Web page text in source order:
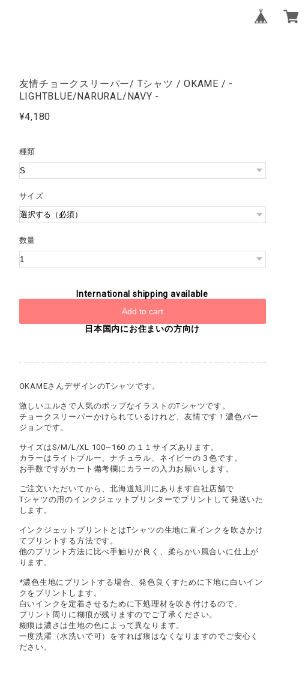
友情チョークスリーパー/ Tシャツ / OKAME / -
LIGHTBLUE/NARURAL/NAVY -
¥4,180
種類
サイズ
数量
International shipping available
Add to cart
日本国内にお住まいの方向け
OKAMEさんデザインのTシャツです。
激しいユルさで人気のポップなイラストのTシャツです。
チョークスリーパーかけられているけれど、友情です！濃色バー
ジョンです。
サイズはS/M/L/XL 100~160 の１１サイズあります。
カラーはライトブルー、ナチュラル、ネイビーの３色です。
お手数ですがカート備考欄にカラーの入力お願いします。
ご注文いただいてから、北海道旭川にあります自社店舗で
Tシャツの用のインクジェットプリンターでプリントして発送いた
します。
インクジェットプリントとはTシャツの生地に直インクを吹きかけ
てプリントする方法です。
他のプリント方法に比べ手触りが良く、柔らかい風合いに仕上が
ります。
*濃色生地にプリントする場合、発色良くすために下地に白いイン
クをプリントします。
白いインクを定着させるために下処理材を吹き付けるので、
プリント周りに糊痕が残りますのでご了承ください。
糊痕は濃さは生地の色によって異なります。
一度洗濯（水洗いで可）をすれば痕はなくなりますのでご安心く
ださい。